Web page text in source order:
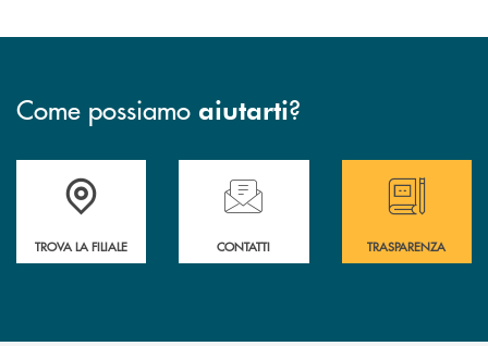
Come possiamo aiutarti?
Accedi all' elenco completo delle filiali
TROVA LA FILIALE
Hai bisogno di assistenza immediata ?
CONTATTI
Hai bisogno di
TRASPARENZA